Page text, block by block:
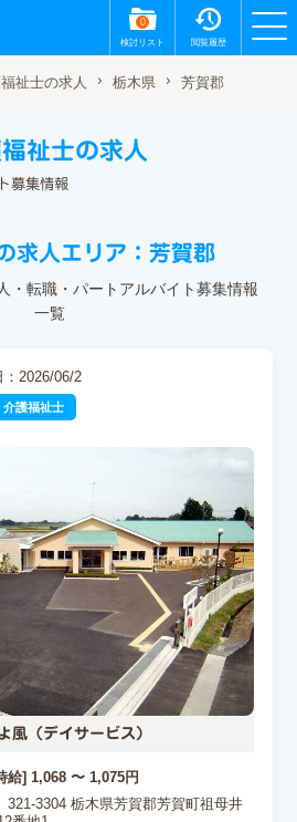
0
検討リスト 閲覧履歴
祉士の求人 栃木県 芳賀郡
祉士の求人
募集情報
求人エリア：芳賀郡
・転職・パートアルバイト募集情報
一覧
：2026/06/2
介護福祉士
風（デイサービス）
給] 1,068 〜 1,075円
321-3304 栃木県芳賀郡芳賀町祖母井